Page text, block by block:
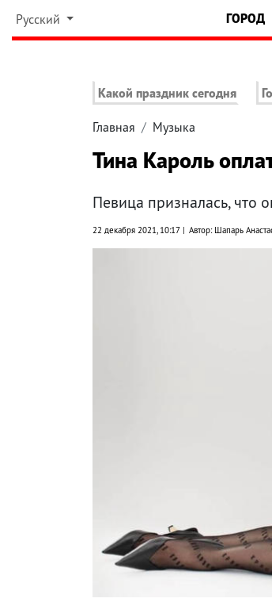
Русский ГОРОД
Какой праздник сегодня
Главная Музыка
Тина Кароль
Певица призналась, что
22 декабря 2021, 10:17 Автор: Шапарь